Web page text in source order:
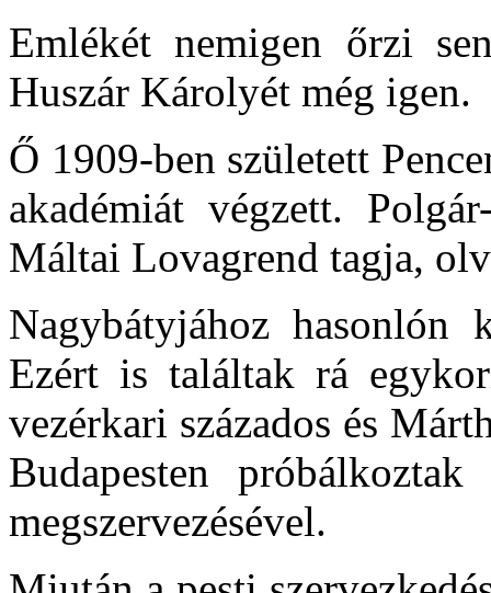
Emlékét nemigen őrzi
Huszár Károlyét még igen.
Ő 1909-ben született
akadémiát végzett.
Máltai Lovagrend tagja,
Nagybátyjához hasonlón
Ezért is találtak rá
vezérkari százados és
Budapesten
megszervezésével.